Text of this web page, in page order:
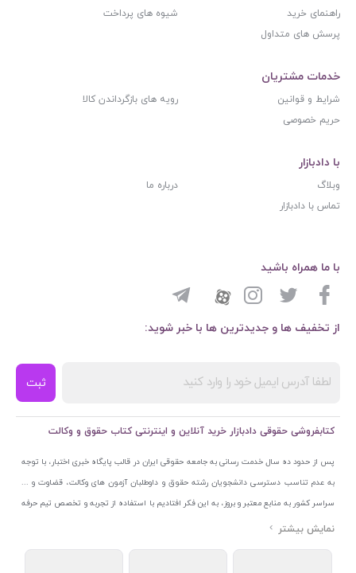
راهنمای خرید
شیوه های پرداخت
پرسش های متداول
خدمات مشتریان
شرایط و قوانین
رویه های بازگرداندن کالا
حریم خصوصی
با دادبازار
وبلاگ
درباره ما
تماس با دادبازار
از تخفیف ها و جدیدترین ها با خبر شوید:
ثبت
با ما همراه باشید
کتابفروشی حقوقی دادبازار خرید آنلاین و اینترنتی کتاب حقوق و وکالت
پس از حدود ده سال خدمت رسانی به جامعه حقوقی ایران در قالب پایگاه خبری اختبار، با توجه
به عدم تناسب دسترسی دانشجویان رشته حقوق و داوطلبان آزمون های وکالت، قضاوت و ...
سراسر کشور به منابع معتبر و بروز، به این فکر افتادیم با استفاده از تجربه و تخصص تیم حرفه
ای اختبار خدمتی جدید به جامعه حقوقی ایران ارائه کنیم. به این منظور با راه اندازی و تجهیز